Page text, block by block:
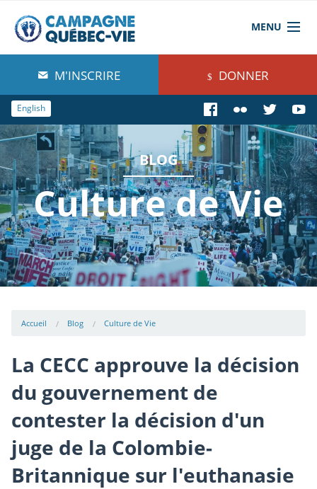
MENU
À propos de nous
Blog
Comprendre
Agir
Boutique
M'INSCRIRE DONNER
English
BLOG
Culture de Vie
Accueil Blog Culture de Vie
La CECC approuve la décision
du gouvernement de
contester la décision d'un
juge de la Colombie-
Britannique sur l'euthanasie